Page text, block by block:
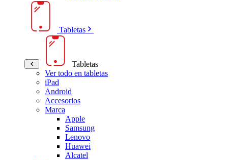
Tabletas
Tabletas
Ver todo en tabletas
iPad
Android
Accesorios
Marca
Apple
Samsung
Lenovo
Huawei
Alcatel